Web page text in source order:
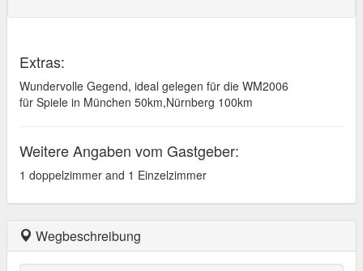
Extras:
Wundervolle Gegend, ideal gelegen für die WM2006
für Spiele in München 50km,Nürnberg 100km
Weitere Angaben vom Gastgeber:
1 doppelzimmer and 1 Einzelzimmer
Wegbeschreibung